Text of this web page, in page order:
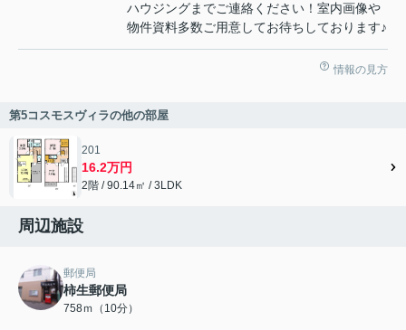
ハウジングまでご連絡ください！室内画像や
物件資料多数ご用意してお待ちしております♪
情報の見方
第5コスモスヴィラの他の部屋
201
16.2万円
2階 / 90.14㎡ / 3LDK
周辺施設
郵便局
柿生郵便局
758ｍ（10分）